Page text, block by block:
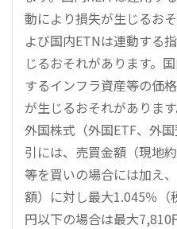
動により損失が生じるお
よび国内ETNは連動する
じるおそれがあります。
するインフラ資産等の価
が生じるおそれがあります
外国株式（外国ETF、外
引には、売買金額（現地
等を買いの場合には加え
額）に対し最大1.045％
円以下の場合は最大